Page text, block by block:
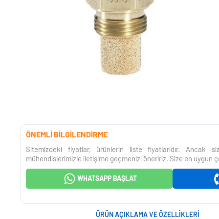
ÖNEMLİ BİLGİLENDİRME
Sitemizdeki fiyatlar, ürünlerin liste fiyatlarıdır. Ancak
mühendislerimizle iletişime geçmenizi öneririz. Size en uygun
WHATSAPP BAŞLAT
ÜRÜN AÇIKLAMA VE ÖZELLIKLERI